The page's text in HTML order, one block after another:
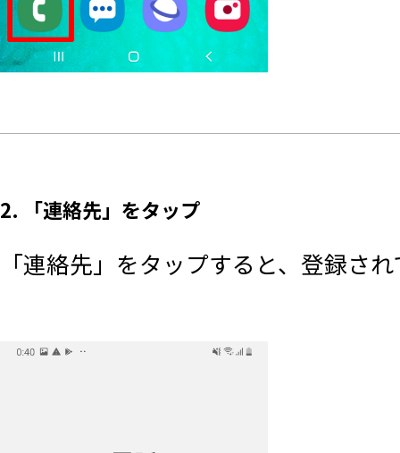
2. 「連絡先」をタップ
「連絡先」をタップすると、登録さ